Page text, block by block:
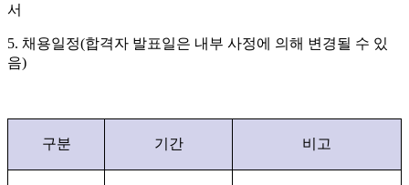
서
5. 채용일정(합격자 발표일은 내부 사정에 의해 변경될 수 있
음)
구분 기간 비고